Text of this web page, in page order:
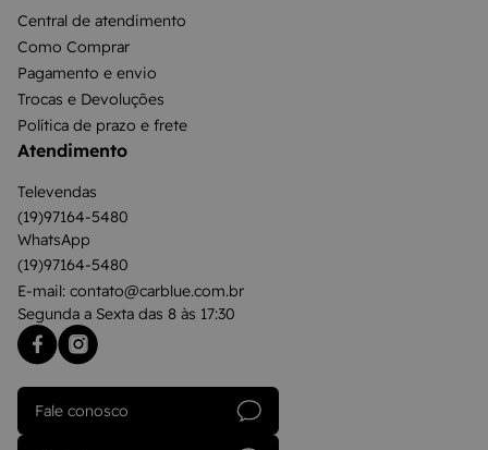
Central de atendimento
Como Comprar
Pagamento e envio
Trocas e Devoluções
Política de prazo e frete
Atendimento
Televendas
(19)97164-5480
WhatsApp
(19)97164-5480
E-mail: contato@carblue.com.br
Segunda a Sexta das 8 às 17:30
Fale conosco